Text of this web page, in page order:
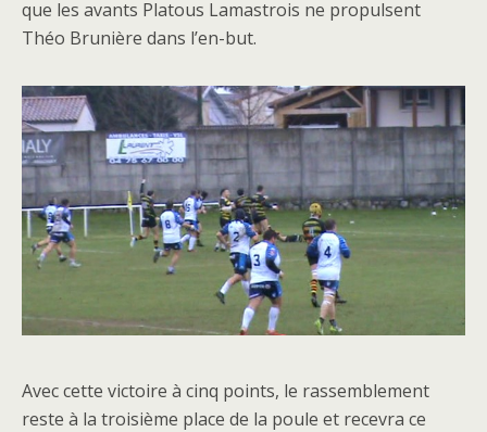
que les avants Platous Lamastrois ne propulsent
Théo Brunière dans l’en-but.
Avec cette victoire à cinq points, le rassemblement
reste à la troisième place de la poule et recevra ce